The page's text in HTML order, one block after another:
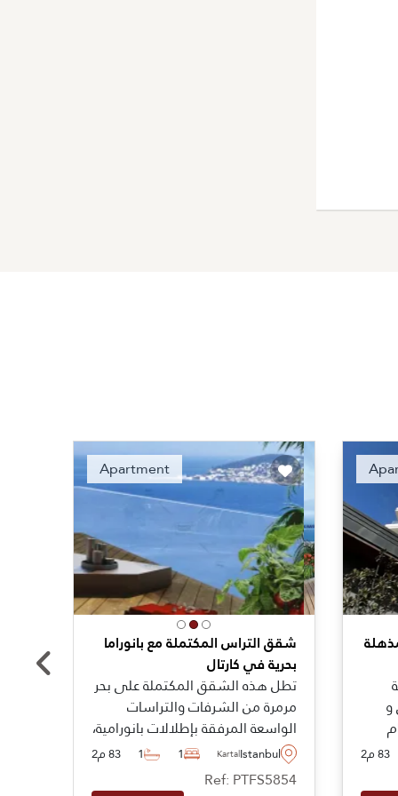
و
83 م2
Apartment
Recommended
شقق التراس المكتملة مع بانوراما
بحرية في كارتال
تطل هذه الشقق المكتملة على بحر
مرمرة من الشرفات والتراسات
الواسعة المرفقة بإطلالات بانورامية،
وتقع في كارتال على الجانب
الأناضولي من إسطنبول، وتوفر
Istanbul
Kartal
1
1 83 م2
Ref: PTFS5854